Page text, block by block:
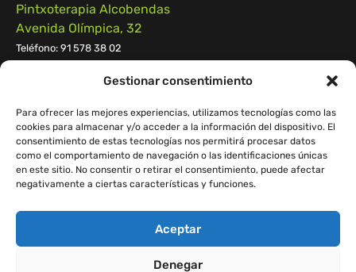
Gestionar consentimiento
Para ofrecer las mejores experiencias, utilizamos tecnologías como las
cookies para almacenar y/o acceder a la información del dispositivo. El
consentimiento de estas tecnologías nos permitirá procesar datos
como el comportamiento de navegación o las identificaciones únicas
en este sitio. No consentir o retirar el consentimiento, puede afectar
negativamente a ciertas características y funciones.
Aceptar
Denegar
Pintxoterapia Alcobendas
Avenida Olímpica, 32
Teléfono: 91 578 38 02
Calle Campomanes n.º 55, 28223, Pozuelo de Alarcón
Teléfono:91 539 55 29
D&D Web:Easymatic